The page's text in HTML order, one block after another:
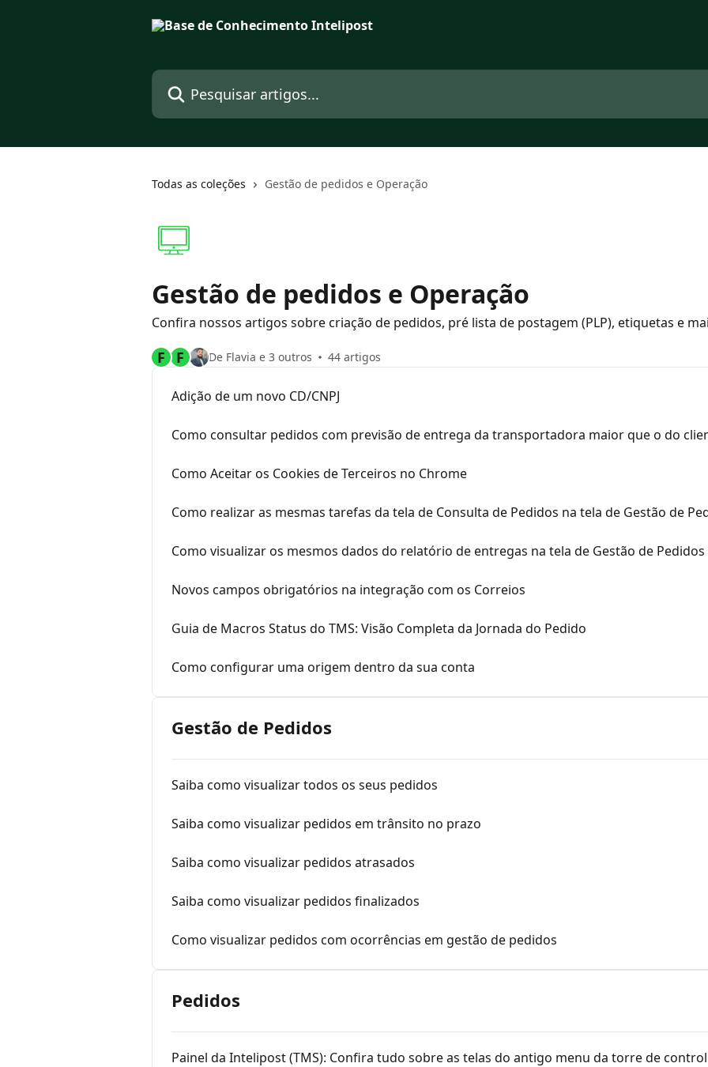
Pesquisar artigos...
Todas as coleções Gestão de pedidos e Operação
Gestão de pedidos e Operação
Confira nossos artigos sobre criação de pedidos, pré lista de postagem (PLP), etiquetas e
F F De Flavia e 3 outros 44 artigos
Adição de um novo CD/CNPJ
Como consultar pedidos com previsão de entrega da transportadora maior que o do
Como Aceitar os Cookies de Terceiros no Chrome
Como realizar as mesmas tarefas da tela de Consulta de Pedidos na tela de Gestão de
Como visualizar os mesmos dados do relatório de entregas na tela de Gestão de Pedidos
Novos campos obrigatórios na integração com os Correios
Guia de Macros Status do TMS: Visão Completa da Jornada do Pedido
Como configurar uma origem dentro da sua conta
Gestão de Pedidos
Saiba como visualizar todos os seus pedidos
Saiba como visualizar pedidos em trânsito no prazo
Saiba como visualizar pedidos atrasados
Saiba como visualizar pedidos finalizados
Como visualizar pedidos com ocorrências em gestão de pedidos
Pedidos
Painel da Intelipost (TMS): Confira tudo sobre as telas do antigo menu da torre de